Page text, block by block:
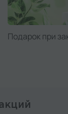
Подарок при